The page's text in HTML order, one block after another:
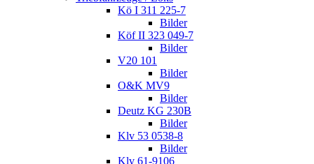
Kö I 311 225-7
Bilder
Köf II 323 049-7
Bilder
V20 101
Bilder
O&K MV9
Bilder
Deutz KG 230B
Bilder
Klv 53 0538-8
Bilder
Klv 61-9106